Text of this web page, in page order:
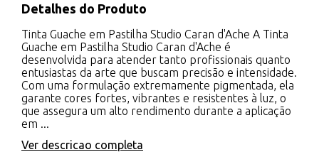
Detalhes do Produto
Tinta Guache em Pastilha Studio Caran d'Ache A Tinta
Guache em Pastilha Studio Caran d'Ache é
desenvolvida para atender tanto profissionais quanto
entusiastas da arte que buscam precisão e intensidade.
Com uma formulação extremamente pigmentada, ela
garante cores fortes, vibrantes e resistentes à luz, o
que assegura um alto rendimento durante a aplicação
em ...
Ver descricao completa